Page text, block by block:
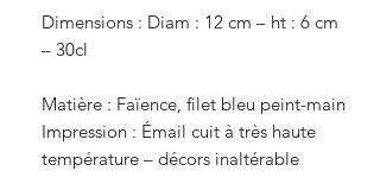
Dimensions : Diam : 12 cm – ht : 6 cm
– 30cl
Matière : Faïence, filet bleu peint-main
Impression : Émail cuit à très haute
température – décors inaltérable